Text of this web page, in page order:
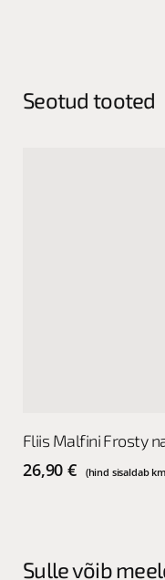
Seotud tooted
product
has
may
Fliis Malfini Frosty
26,90€ (hind sisaldab
Sulle võib